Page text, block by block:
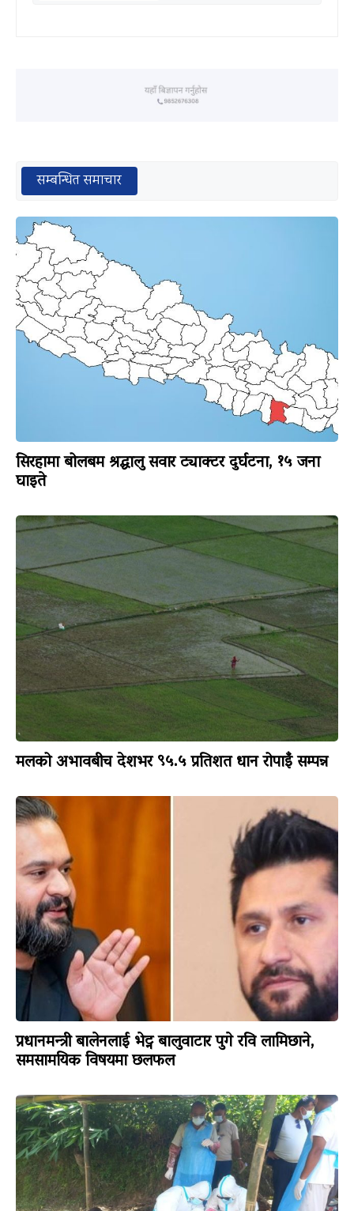
सम्बन्धित समाचार
सिरहामा बोलबम श्रद्धालु सवार ट्याक्टर दुर्घटना, १५ जना
घाइते
मलको अभावबीच देशभर ९५.५ प्रतिशत धान रोपाइँ सम्पन्न
प्रधानमन्त्री बालेनलाई भेट्न बालुवाटार पुगे रवि लामिछाने,
समसामयिक विषयमा छलफल